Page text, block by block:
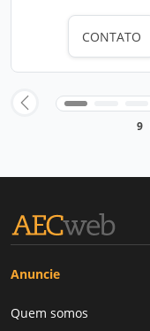
CONTATO
9
Anuncie
Quem somos